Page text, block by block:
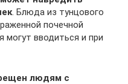
. Блюда из тунцового
почечной
могут вводиться и при
людям с